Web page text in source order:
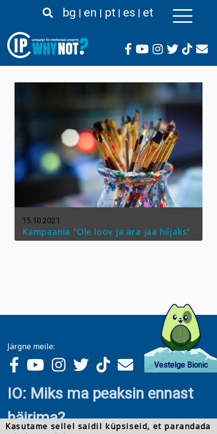
edasi
juurde
bg en pt es et
15.10.2021
Kampaania "Ole loov ja ära jää hiljaks"
Vestelge Bionic
Järgne meile:
IO: Miks ma peaksin ennast
häirima?
Kasutame sellel saidil küpsiseid, et parandada